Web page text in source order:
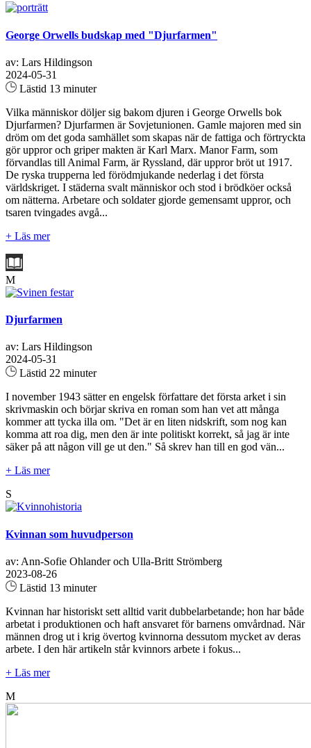
George Orwells budskap med "Djurfarmen"
av: Lars Hildingson
2024-05-31
Lästid 13 minuter
Vilka människor döljer sig bakom djuren i George Orwells bok
Djurfarmen? Djurfarmen är Sovjetunionen. Gamle majoren med sin
dröm om det goda samhället som skapas när de fattiga och förtryckta
gör uppror och griper makten är Karl Marx. Manor Farm, som
förvandlas till Animal Farm, är Ryssland, där uppror bröt ut 1917.
De ryska trupperna led förödmjukande nederlag i det första
världskriget. I städerna svalt människor och stod i brödköer också
om nätterna. Arbetare och soldater gjorde gemensamt uppror, och
tsaren tvingades avgå...
+ Läs mer
M
Djurfarmen
av: Lars Hildingson
2024-05-31
Lästid 22 minuter
I november 1943 sätter en engelsk författare det första arket i sin
skrivmaskin och börjar skriva en roman som han vet att många
kommer att tycka illa om. "Det är en liten nidskrift, som nog kan
komma att roa dig, men den är inte politiskt korrekt, så jag är inte
säker på att någon vill ge ut den." Så skrev han till en god vän...
+ Läs mer
S
Kvinnan som huvudperson
av: Ann-Sofie Ohlander och Ulla-Britt Strömberg
2023-08-26
Lästid 13 minuter
Kvinnan har historiskt sett alltid varit dubbelarbetande; hon har både
arbetat i produktionen och haft ansvaret för barnens omvårdnad. När
männen drog ut i krig övertog kvinnorna dessutom mycket av deras
arbete. I den här artikeln står kvinnors arbete i fokus...
+ Läs mer
M